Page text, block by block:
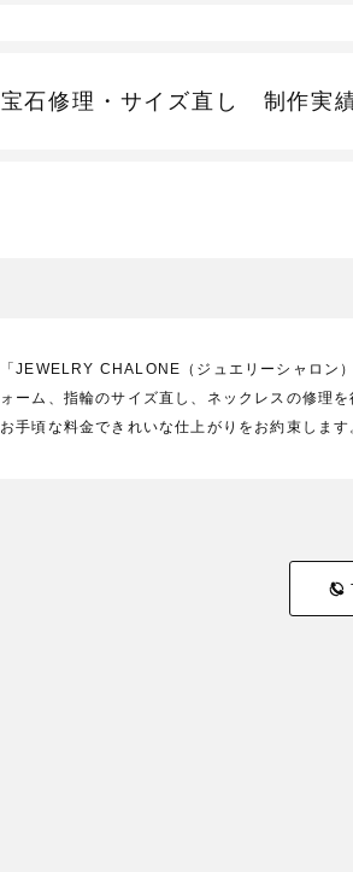
宝石修理・サイズ直し 制作実
「JEWELRY CHALONE（ジュエリーシャロン
ォーム、指輪のサイズ直し、ネックレスの修理を
お手頃な料金できれいな仕上がりをお約束します